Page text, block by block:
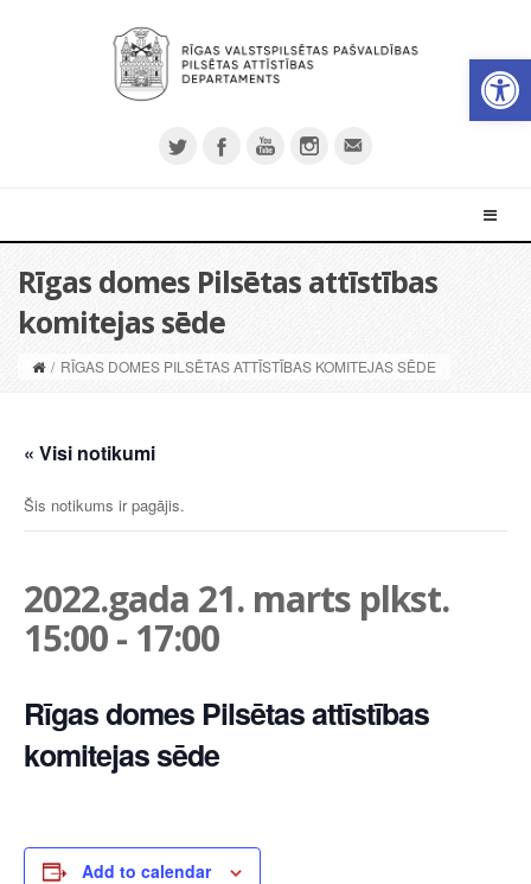
Rīgas domes Pilsētas attīstības
komitejas sēde
/ RĪGAS DOMES PILSĒTAS ATTĪSTĪBAS KOMITEJAS SĒDE
« Visi notikumi
Šis notikums ir pagājis.
2022.gada 21. marts plkst.
15:00- 17:00
Rīgas domes Pilsētas attīstības
komitejas sēde
Add to calendar